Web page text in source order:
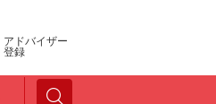
アドバイザー
登録